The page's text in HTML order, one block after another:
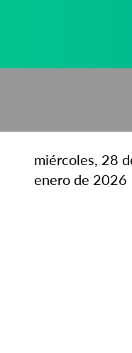
miércoles, 28
enero de 2026